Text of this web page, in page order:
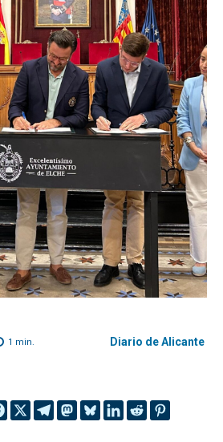
1 min. Diario de Alicante